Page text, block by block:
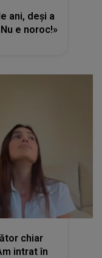
ani, deși a
e noroc!»
chiar
intrat în